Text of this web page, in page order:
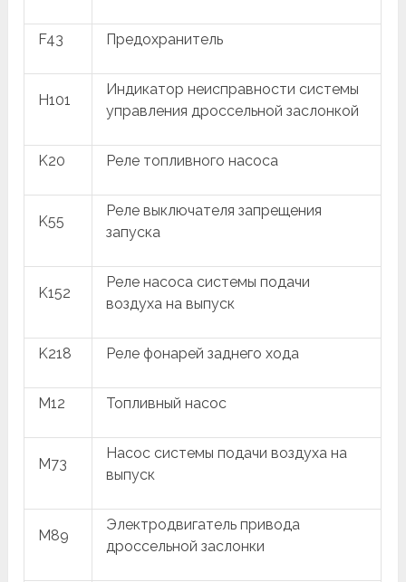
F43 Предохранитель
H101
Индикатор неисправности системы
управления дроссельной заслонкой
K20 Реле топливного насоса
K55
Реле выключателя запрещения
запуска
K152
Реле насоса системы подачи
воздуха на выпуск
K218 Реле фонарей заднего хода
M12 Топливный насос
M73
Насос системы подачи воздуха на
выпуск
M89
Электродвигатель привода
дроссельной заслонки